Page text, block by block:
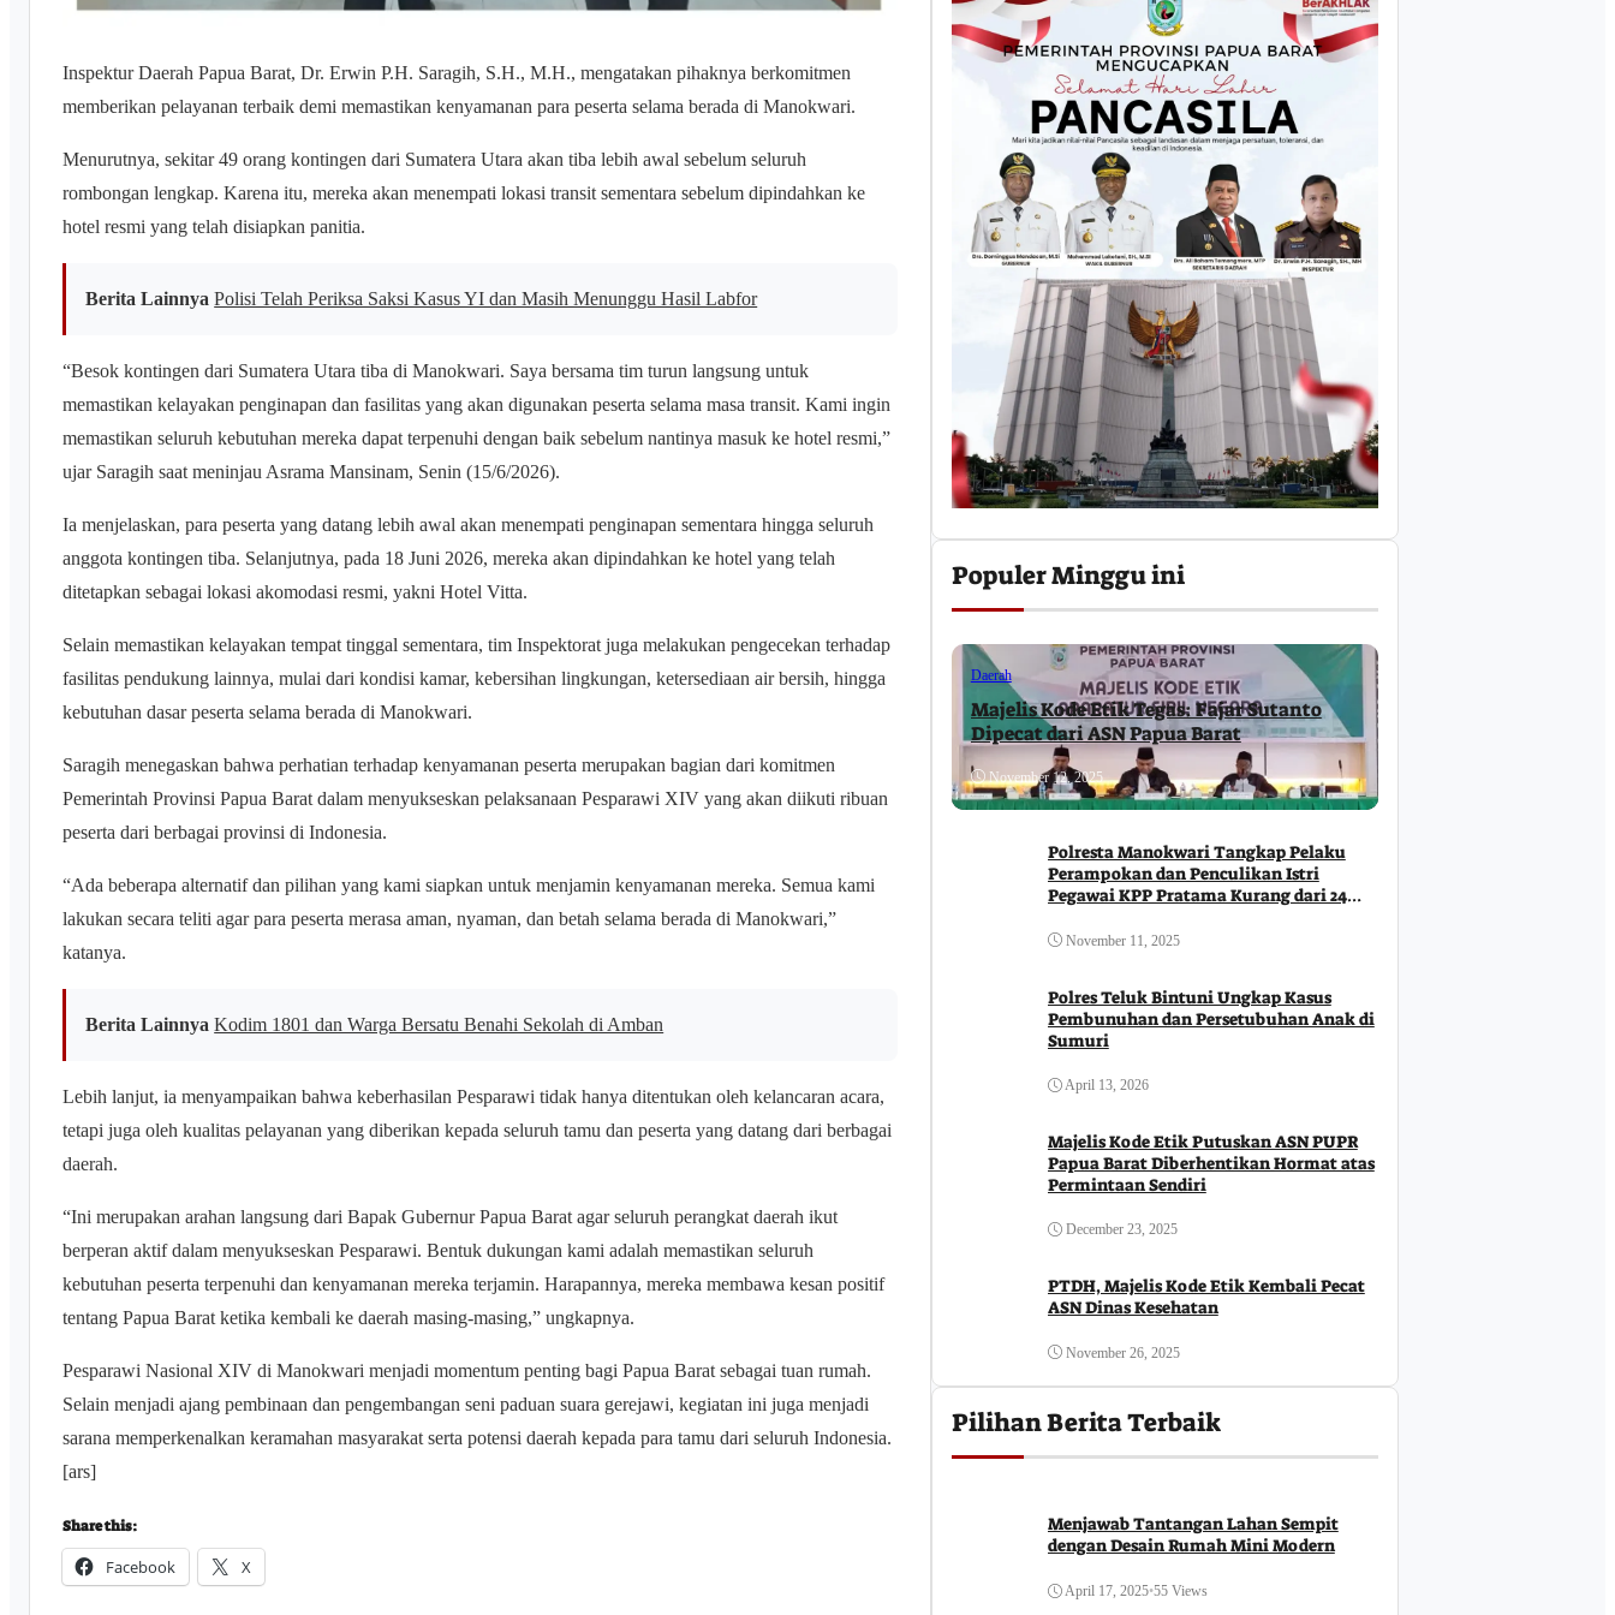
Inspektur Daerah Papua Barat, Dr. Erwin P.H. Saragih, S.H., M.H., mengatakan pihaknya berkomitmen
memberikan pelayanan terbaik demi memastikan kenyamanan para peserta selama berada di Manokwari.
Menurutnya, sekitar 49 orang kontingen dari Sumatera Utara akan tiba lebih awal sebelum seluruh
rombongan lengkap. Karena itu, mereka akan menempati lokasi transit sementara sebelum dipindahkan ke
hotel resmi yang telah disiapkan panitia.
Berita Lainnya Polisi Telah Periksa Saksi Kasus YI dan Masih Menunggu Hasil Labfor
“Besok kontingen dari Sumatera Utara tiba di Manokwari. Saya bersama tim turun langsung untuk
memastikan kelayakan penginapan dan fasilitas yang akan digunakan peserta selama masa transit. Kami ingin
memastikan seluruh kebutuhan mereka dapat terpenuhi dengan baik sebelum nantinya masuk ke hotel resmi,”
ujar Saragih saat meninjau Asrama Mansinam, Senin (15/6/2026).
Ia menjelaskan, para peserta yang datang lebih awal akan menempati penginapan sementara hingga seluruh
anggota kontingen tiba. Selanjutnya, pada 18 Juni 2026, mereka akan dipindahkan ke hotel yang telah
ditetapkan sebagai lokasi akomodasi resmi, yakni Hotel Vitta.
Selain memastikan kelayakan tempat tinggal sementara, tim Inspektorat juga melakukan pengecekan terhadap
fasilitas pendukung lainnya, mulai dari kondisi kamar, kebersihan lingkungan, ketersediaan air bersih, hingga
kebutuhan dasar peserta selama berada di Manokwari.
Saragih menegaskan bahwa perhatian terhadap kenyamanan peserta merupakan bagian dari komitmen
Pemerintah Provinsi Papua Barat dalam menyukseskan pelaksanaan Pesparawi XIV yang akan diikuti ribuan
peserta dari berbagai provinsi di Indonesia.
“Ada beberapa alternatif dan pilihan yang kami siapkan untuk menjamin kenyamanan mereka. Semua kami
lakukan secara teliti agar para peserta merasa aman, nyaman, dan betah selama berada di Manokwari,”
katanya.
Berita Lainnya Kodim 1801 dan Warga Bersatu Benahi Sekolah di Amban
Lebih lanjut, ia menyampaikan bahwa keberhasilan Pesparawi tidak hanya ditentukan oleh kelancaran acara,
tetapi juga oleh kualitas pelayanan yang diberikan kepada seluruh tamu dan peserta yang datang dari berbagai
daerah.
“Ini merupakan arahan langsung dari Bapak Gubernur Papua Barat agar seluruh perangkat daerah ikut
berperan aktif dalam menyukseskan Pesparawi. Bentuk dukungan kami adalah memastikan seluruh
kebutuhan peserta terpenuhi dan kenyamanan mereka terjamin. Harapannya, mereka membawa kesan positif
tentang Papua Barat ketika kembali ke daerah masing-masing,” ungkapnya.
Pesparawi Nasional XIV di Manokwari menjadi momentum penting bagi Papua Barat sebagai tuan rumah.
Selain menjadi ajang pembinaan dan pengembangan seni paduan suara gerejawi, kegiatan ini juga menjadi
sarana memperkenalkan keramahan masyarakat serta potensi daerah kepada para tamu dari seluruh Indonesia.
[ars]
Share this:
Facebook X
Populer Minggu ini
Daerah
Majelis Kode Etik Tegas: Fajar Sutanto
Dipecat dari ASN Papua Barat
November 12, 2025
Polresta Manokwari Tangkap Pelaku
Perampokan dan Penculikan Istri
Pegawai KPP Pratama Kurang dari 24
November 11, 2025
Polres Teluk Bintuni Ungkap Kasus
Pembunuhan dan Persetubuhan Anak di
Sumuri
April 13, 2026
Majelis Kode Etik Putuskan ASN PUPR
Papua Barat Diberhentikan Hormat atas
Permintaan Sendiri
December 23, 2025
PTDH, Majelis Kode Etik Kembali Pecat
ASN Dinas Kesehatan
November 26, 2025
Pilihan Berita Terbaik
Menjawab Tantangan Lahan Sempit
dengan Desain Rumah Mini Modern
April 17, 2025•55 Views